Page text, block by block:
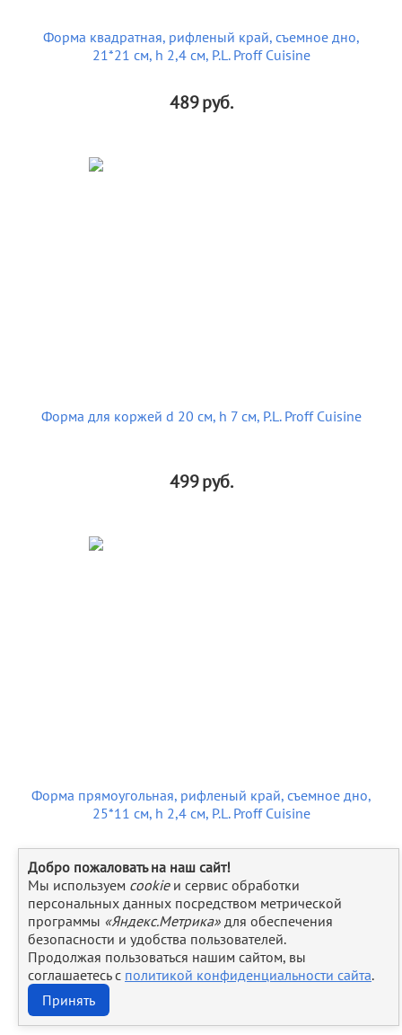
Форма квадратная, рифленый край, съемное дно,
21*21 см, h 2,4 см, P.L. Proff Cuisine
489руб.
Форма для коржей d 20 см, h 7 см, P.L. Proff Cuisine
499руб.
Форма прямоугольная, рифленый край, съемное дно,
25*11 см, h 2,4 см, P.L. Proff Cuisine
505 руб.
Добро пожаловать на наш сайт!
Мы используем cookieи сервис обработки
персональных данных посредством метрической
программы «Яндекс.Метрика» для обеспечения
безопасности и удобства пользователей.
Продолжая пользоваться нашим сайтом, вы
соглашаетесь с политикой конфиденциальности сайта.
Принять